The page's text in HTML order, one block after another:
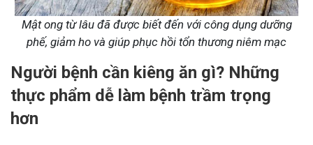
Mật ong từ lâu đã được biết đến với công dụng dưỡng
phế, giảm ho và giúp phục hồi tổn thương niêm mạc
Người bệnh cần kiêng ăn gì? Những
thực phẩm dễ làm bệnh trầm trọng
hơn